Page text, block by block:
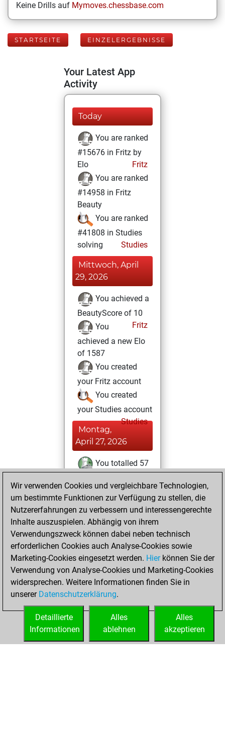
Keine Drills auf Mymoves.chessbase.com
STARTSEITE EINZELERGEBNISSE
Your Latest App
Activity
Today
You are ranked
#15676 in Fritz by
Elo
Fritz
You are ranked
#14958 in Fritz
Beauty
You are ranked
#41808 in Studies
solving
Studies
Mittwoch, April
29, 2026
You achieved a
BeautyScore of 10
Fritz
You
achieved a new Elo
of 1587
You created
your Fritz account
You created
your Studies account
Studies
Montag,
April 27, 2026
You totalled 57
Tactics
You
solved 55 tactics
positions
You achieved
an Elo of 2024 in
tactics positions
You played 1
blitz games
Play
You scored +1
=0 -0 in blitz
Wir verwenden Cookies und vergleichbare Technologien,
um bestimmte Funktionen zur Verfügung zu stellen, die
Nutzererfahrungen zu verbessern und interessengerechte
Inhalte auszuspielen. Abhängig von ihrem
Verwendungszweck können dabei neben technisch
erforderlichen Cookies auch Analyse-Cookies sowie
Marketing-Cookies eingesetzt werden. Hierkönnen Sie der
Verwendung von Analyse-Cookies und Marketing-Cookies
widersprechen. Weitere Informationen finden Sie in
unserer Datenschutzerklärung.
Alles
akzeptieren
Alles
ablehnen
Detaillierte
Informationen